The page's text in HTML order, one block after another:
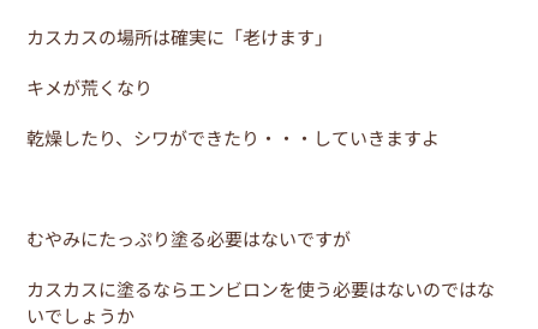
カスカスの場所は確実に「老けます」
キメが荒くなり
乾燥したり、シワができたり・・・していきますよ
むやみにたっぷり塗る必要はないですが
カスカスに塗るならエンビロンを使う必要はないのではな
いでしょうか